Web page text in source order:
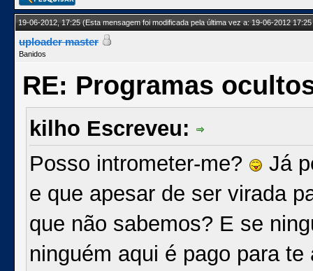
19-06-2012, 17:25(Esta mensagem foi modificada pela última vez a: 19-06-2012
uploader master
Banidos
RE: Programas
kilho Escreveu:
Posso intrometer-me?
Já
e que apesar de ser virada
que não sabemos? E se
ninguém aqui é pago para